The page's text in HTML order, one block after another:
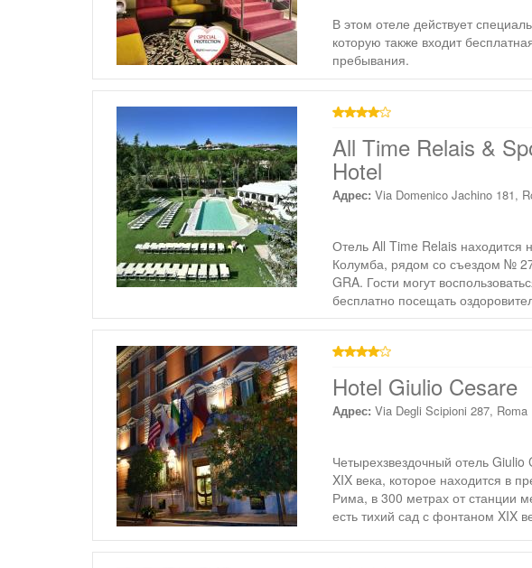
В этом отеле действует
которую также входит
пребывания.
All Time Relais &
Hotel
Адрес: Via Domenico Jachino 181,
Отель All Time Relais находится
Колумба, рядом со съездом №
GRA. Гости могут
бесплатно посещать
Hotel Giulio Cesare
Адрес: Via Degli Scipioni 287, Roma
Четырехзвездочный отель Giulio
XIX века, которое находится в
Рима, в 300 метрах от станции
есть тихий сад с фонтаном XIX